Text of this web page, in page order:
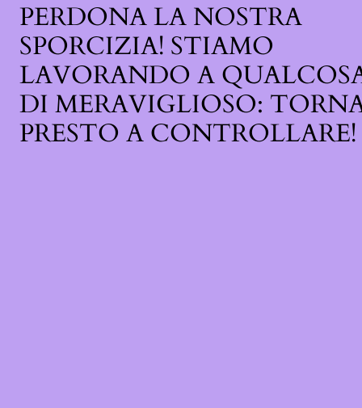
PERDONA LA NOSTRA
SPORCIZIA! STIAMO
LAVORANDO A
DI MERAVIGLIOSO:
PRESTO A CONTROLLARE!